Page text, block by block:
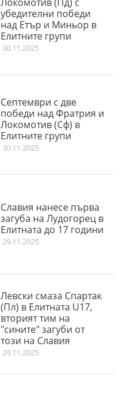
убедителни победи
над Етър и Миньор в
Елитните групи
30.11.2025
Септември с две
победи над Фратрия и
Локомотив (Сф) в
Елитните групи
30.11.2025
Славия нанесе първа
загуба на Лудогорец в
Елитната до 17 години
29.11.2025
Левски смаза Спартак
(Пл) в Елитната U17,
вторият тим на
"сините" загуби от
този на Славия
29.11.2025